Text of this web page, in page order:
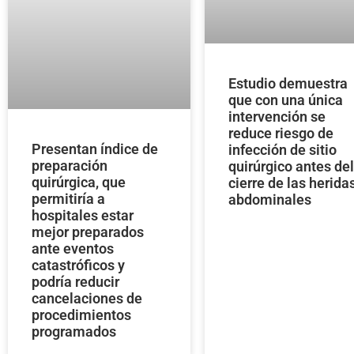
Presentan índice de
preparación
quirúrgica, que
permitiría a
hospitales estar
mejor preparados
ante eventos
catastróficos y
podría reducir
cancelaciones de
procedimientos
programados
Estudio demuestra
que con una única
intervención se
reduce riesgo de
infección de sitio
quirúrgico antes del
cierre de las
abdominales